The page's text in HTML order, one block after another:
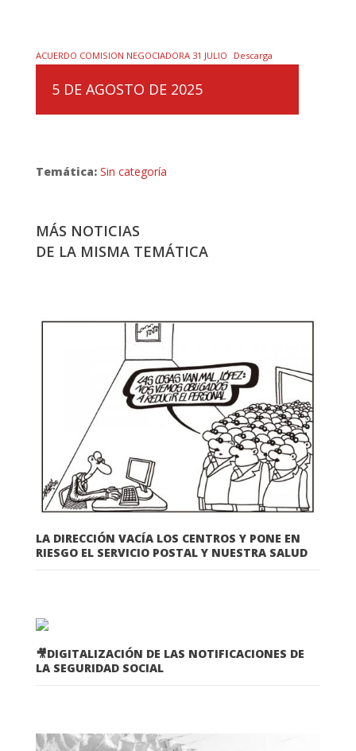
5 DE AGOSTO DE 2025
Temática: Sin categoría
ACUERDO COMISION NEGOCIADORA 31 JULIO Descarga
MÁS NOTICIAS
DE LA MISMA TEMÁTICA
LA DIRECCIÓN VACÍA LOS CENTROS Y PONE EN
RIESGO EL SERVICIO POSTAL Y NUESTRA SALUD
🎥DIGITALIZACIÓN DE LAS NOTIFICACIONES DE
LA SEGURIDAD SOCIAL